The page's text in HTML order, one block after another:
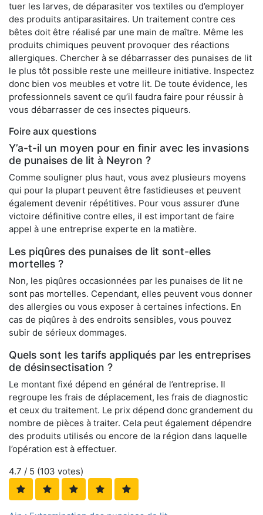
tuer les larves, de déparasiter vos textiles ou d’employer
des produits antiparasitaires. Un traitement contre ces
bêtes doit être réalisé par une main de maître. Même les
produits chimiques peuvent provoquer des réactions
allergiques. Chercher à se débarrasser des punaises de lit
le plus tôt possible reste une meilleure initiative. Inspectez
donc bien vos meubles et votre lit. De toute évidence, les
professionnels savent ce qu’il faudra faire pour réussir à
vous débarrasser de ces insectes piqueurs.
Foire aux questions
Y’a-t-il un moyen pour en finir avec les invasions
de punaises de lit à Neyron ?
Comme souligner plus haut, vous avez plusieurs moyens
qui pour la plupart peuvent être fastidieuses et peuvent
également devenir répétitives. Pour vous assurer d’une
victoire définitive contre elles, il est important de faire
appel à une entreprise experte en la matière.
Les piqûres des punaises de lit sont-elles
mortelles ?
Non, les piqûres occasionnées par les punaises de lit ne
sont pas mortelles. Cependant, elles peuvent vous donner
des allergies ou vous exposer à certaines infections. En
cas de piqûres à des endroits sensibles, vous pouvez
subir de sérieux dommages.
Quels sont les tarifs appliqués par les entreprises
de désinsectisation ?
Le montant fixé dépend en général de l’entreprise. Il
regroupe les frais de déplacement, les frais de diagnostic
et ceux du traitement. Le prix dépend donc grandement du
nombre de pièces à traiter. Cela peut également dépendre
des produits utilisés ou encore de la région dans laquelle
l’opération est à effectuer.
4.7 / 5 (103 votes)